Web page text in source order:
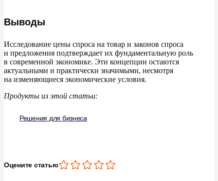
Выводы
Исследование цены спроса на товар и законов спроса
и предложения подтверждает их фундаментальную роль
в современной экономике. Эти концепции остаются
актуальными и практически значимыми, несмотря
на изменяющиеся экономические условия.
Продукты из этой статьи:
Решения для бизнеса
Оцените статью